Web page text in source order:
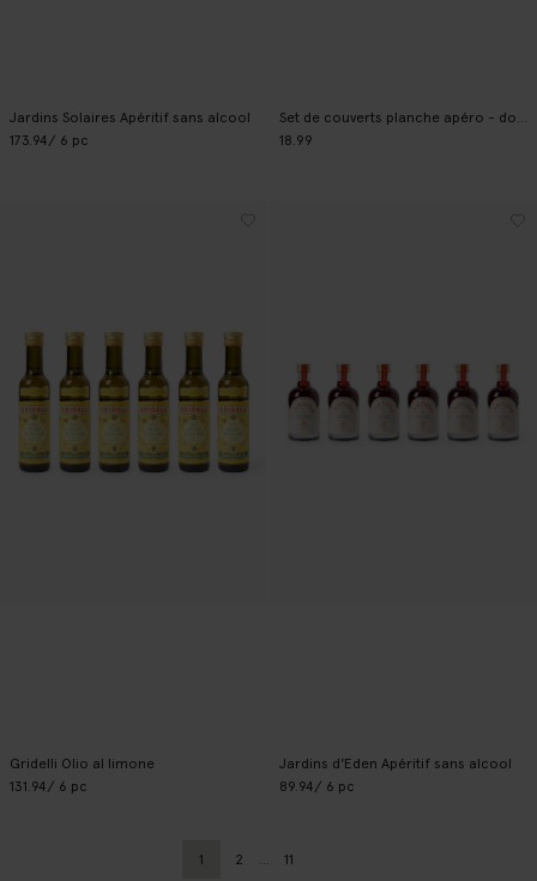
Jardins Solaires Apéritif sans alcool
173.94/ 6 pc
Set de couverts planche apéro - doré
18.99
Gridelli Olio al limone
131.94 / 6 pc
Jardins d'Eden Apéritif sans alcool
89.94 / 6 pc
Page actuelle
1
Précédent
2
Page
11